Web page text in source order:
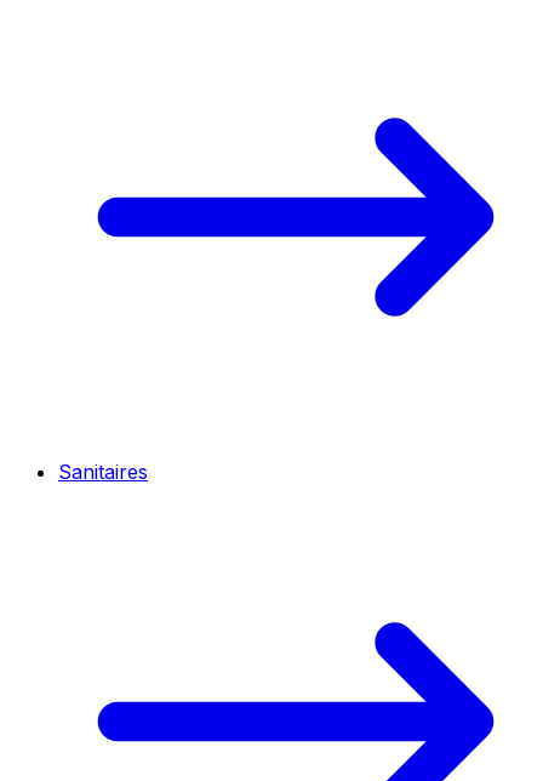
Sanitaires